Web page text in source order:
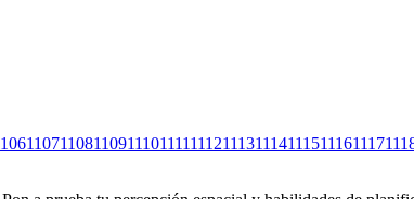
11071108110911101111111211131114111511161117